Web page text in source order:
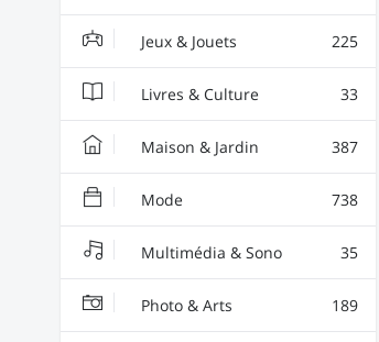
Jeux & Jouets 225
Livres & Culture 33
Maison & Jardin 387
Mode 738
Multimédia & Sono 35
Photo & Arts 189